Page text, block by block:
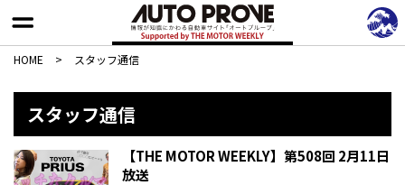
HOME > スタッフ通信
スタッフ通信
【THE MOTOR WEEKLY】第508回 2月11日
放送